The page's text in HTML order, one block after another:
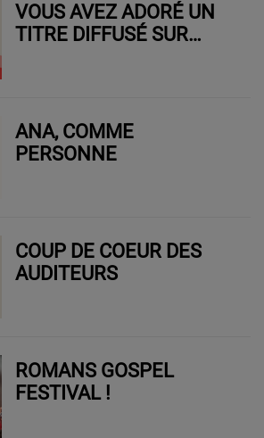
VOUS AVEZ ADORÉ UN
TITRE DIFFUSÉ SUR
ANA, COMME
PERSONNE
COUP DE COEUR DES
AUDITEURS
ROMANS GOSPEL
FESTIVAL !